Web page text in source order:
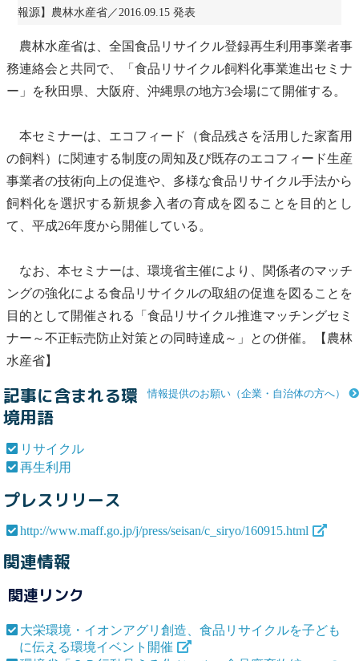
報源】農林水産省／2016.09.15 発表
農林水産省は、全国食品 リサイクル登録再生利用事業者事
務連絡会と共同で、「食品 リサイクル飼料化事業進出セミナ
ー」を秋田県、大阪府、沖縄県の地方3会場にて開催する。
本セミナーは、エコフィード（食品残さを活用した家畜用
の飼料）に関連する制度の周知及び既存のエコフィード生産
事業者の技術向上の促進や、多様な食品 リサイクル手法から
飼料化を選択する新規参入者の育成を図ることを目的とし
て、平成26年度から開催している。
なお、本セミナーは、環境省主催により、関係者のマッチ
ングの強化による食品 リサイクルの取組の促進を図ることを
目的として開催される「食品 リサイクル推進マッチングセミ
ナー～不正転売防止対策との同時達成～」との併催。【農林
水産省】
情報提供のお願い（企業・自治体の方へ）
記事に含まれる環
境用語
リサイクル
再生利用
プレスリリース
http://www.maff.go.jp/j/press/seisan/c_siryo/160915.html
関連情報
関連リンク
大栄環境・イオンアグリ創造、食品リサイクルを子ども
に伝える環境イベント開催